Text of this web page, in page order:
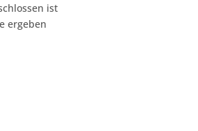
ist
ergeben